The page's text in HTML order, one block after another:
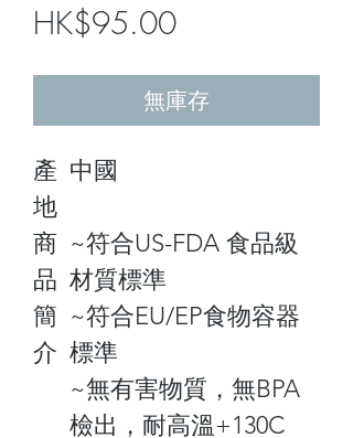
HK$95.00價
格
無庫存
產
地
中國
商
品
簡
介
~符合US-FDA 食品級
材質標準
~符合EU/EP食物容器
標準
~無有害物質，無BPA
檢出，耐高溫+130C